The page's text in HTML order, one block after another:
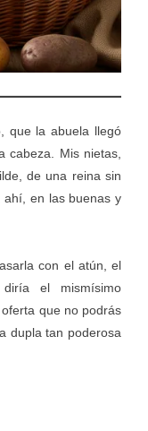
que la abuela llegó
cabeza. Mis nietas,
de una reina sin
ahí, en las buenas y
con el atún, el
el mismísimo
oferta que no podrás
dupla tan poderosa